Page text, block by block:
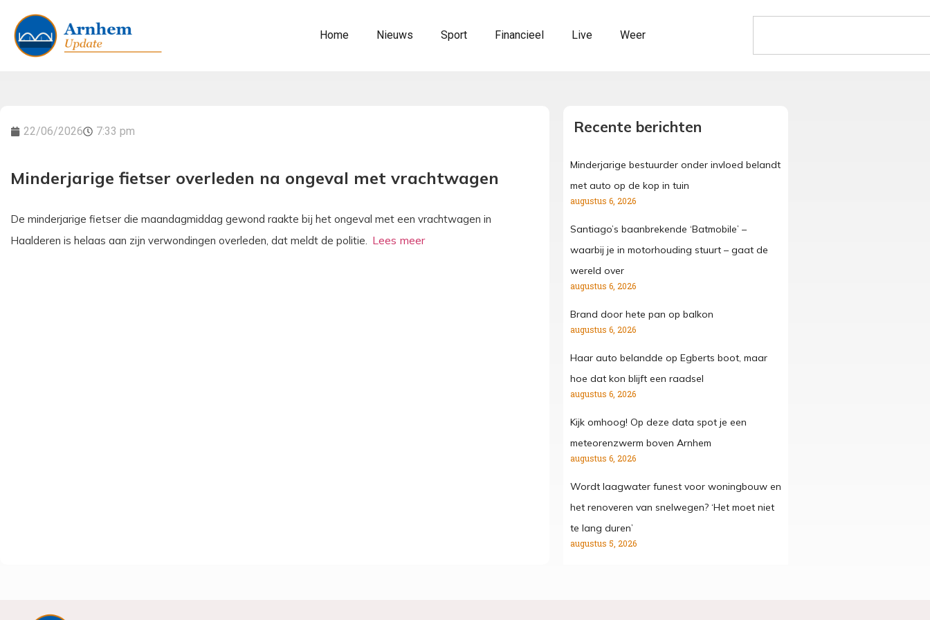
Home Nieuws Sport Financieel Live Weer
22/06/2026 7:33 pm
Minderjarige fietser overleden na ongeval met vrachtwagen
De minderjarige fietser die maandagmiddag gewond raakte bij het ongeval met een vrachtwagen in
Haalderen is helaas aan zijn verwondingen overleden, dat meldt de politie.
Recente berichten
Minderjarige bestuurder onder invloed belandt
met auto op de kop in tuin
augustus 6, 2026
Santiago’s baanbrekende ‘Batmobile’ –
waarbij je in motorhouding stuurt – gaat de
wereld over
augustus 6, 2026
Brand door hete pan op balkon
augustus 6, 2026
Haar auto belandde op Egberts boot, maar
hoe dat kon blijft een raadsel
augustus 6, 2026
Kijk omhoog! Op deze data spot je een
meteorenzwerm boven Arnhem
augustus 6, 2026
Wordt laagwater funest voor woningbouw en
het renoveren van snelwegen? ‘Het moet niet
te lang duren’
augustus 5, 2026